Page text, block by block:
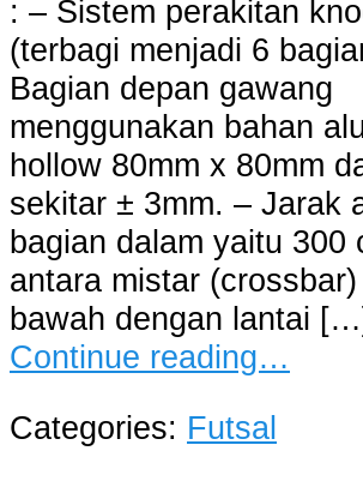
: – Sistem perakitan
(terbagi menjadi 6
Bagian depan gawang
menggunakan bahan
hollow 80mm x 80mm
sekitar ± 3mm. – Jarak
bagian dalam yaitu 300
antara mistar
bawah dengan lantai
Continue reading…
Categories: Futsal